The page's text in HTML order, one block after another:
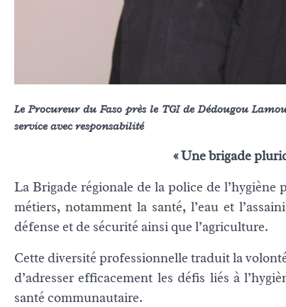
Le Procureur du Faso près le TGI de Dédougou
service avec responsabilité
« Une brigade
La Brigade régionale de la police de l’hygiène
métiers, notamment la santé, l’eau et
défense et de sécurité ainsi que l’agriculture.
Cette diversité professionnelle traduit la
d’adresser efficacement les défis liés à
santé communautaire.